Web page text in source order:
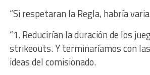
“Si respetaran la Regla, habría
“1. Reducirían la duración de los
strikeouts. Y terminaríamos con
ideas del comisionado.